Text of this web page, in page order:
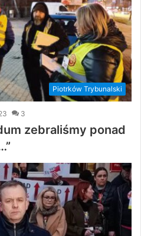
Piotrków Trybunalski
3
zebraliśmy ponad